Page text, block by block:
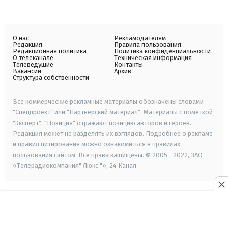
О нас
Редакция
Редакционная политика
О телеканале
Телеведущие
Вакансии
Структура собственности
Рекламодателям
Правила пользования
Политика конфиденциальности
Техническая информация
Контакты
Архив
Все коммерческие рекламные материалы обозначены словами
"Спецпроект" или "Партнерский материал". Материалы с пометкой
"Эксперт", "Позиция" отражают позицию авторов и героев.
Редакция может не разделять их взглядов. Подробнее о рекламе
и правил цитирования можно ознакомиться в правилах
пользования сайтом. Все права защищены. © 2005—2022, ЗАО
«Телерадиокомпания" Люкс "», 24 Канал.